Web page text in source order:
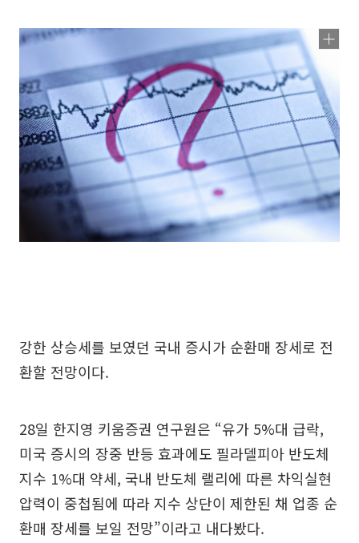
강한 상승세를 보였던 국내 증시가 순환매 장세로 전
환할 전망이다.
28일 한지영 키움증권 연구원은 “유가 5%대 급락,
미국 증시의 장중 반등 효과에도 필라델피아 반도체
지수 1%대 약세, 국내 반도체 랠리에 따른 차익실현
압력이 중첩됨에 따라 지수 상단이 제한된 채 업종 순
환매 장세를 보일 전망”이라고 내다봤다.